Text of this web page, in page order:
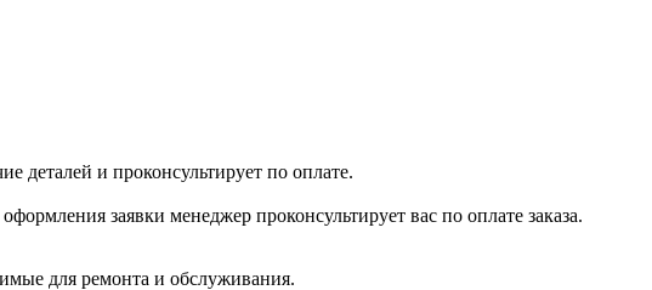
деталей и проконсультирует по оплате.
заявки менеджер проконсультирует вас по оплате заказа.
для ремонта и обслуживания.